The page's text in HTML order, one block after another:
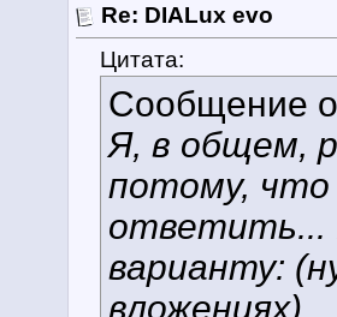
Re: DIALux evo
Цитата:
Сообщение
Я, в общем,
потому, что
ответить...
варианту:
вложениях)